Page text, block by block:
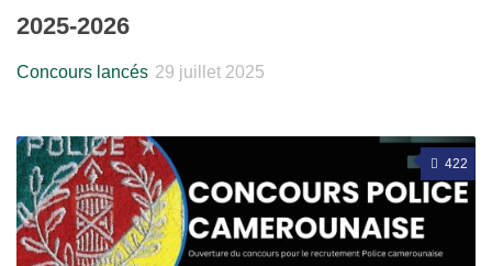
2025-2026
Concours lancés 29 juillet 2025
422